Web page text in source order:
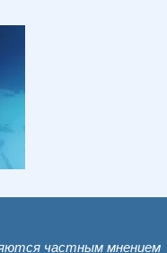
частным мнением